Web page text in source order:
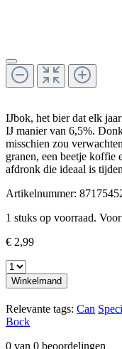
IJbok, het bier dat elk
IJ manier van 6,5%.
misschien zou
granen, een beetje
afdronk die ideaal is
Artikelnummer:
1 stuks op voorraad.
€ 2,99
Winkelmand
Relevante tags: Can
Bock
0 van 0 beoordelingen